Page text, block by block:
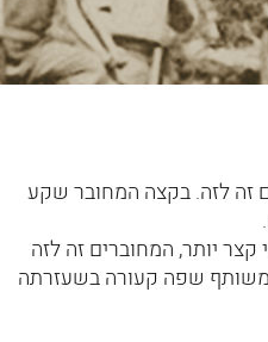
זה לזה. בקצה המחובר שקע
יותר, המחוברים זה לזה
שפה קעורה בשעזרתה